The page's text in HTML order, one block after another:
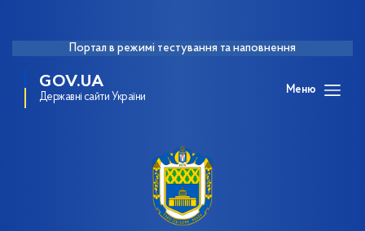
Портал в режимі тестування та наповнення
GOV.UA
Державні сайти України
Меню